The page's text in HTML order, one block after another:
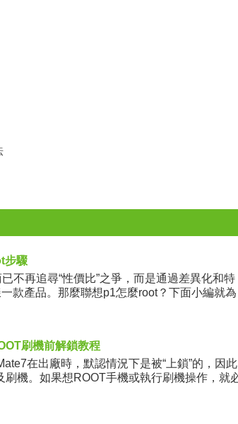
步驟
再追尋“性價比”之爭，而是通過差異化和特
款產品。那麼聯想p1怎麼root？下面小編就為
刷機前解鎖教程
在出廠時，默認情況下是被“上鎖”的，因此
機。如果想ROOT手機或執行刷機操作，就